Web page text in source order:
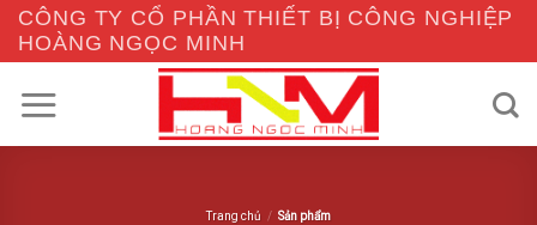
content
CÔNG TY CỔ PHẦN THIẾT BỊ CÔNG NGHIỆP
HOÀNG NGỌC MINH
Trang chủ / Sản phẩm